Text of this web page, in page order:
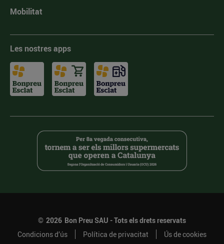
Mobilitat
Les nostres apps
© 2026 Bon Preu SAU - Tots els drets reservats
Condicions d’ús
Política de privacitat Ús de cookies